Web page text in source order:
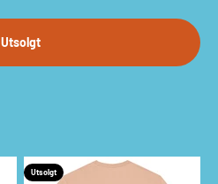
Utsolgt
Utsolgt